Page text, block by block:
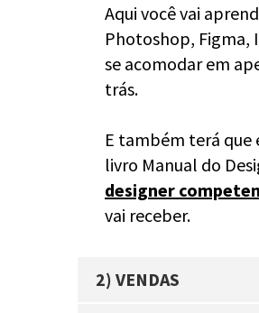
Aqui você vai
Photoshop, Figma,
se acomodar em
trás.
E também terá que
livro Manual do
designer
vai receber.
2) VENDAS